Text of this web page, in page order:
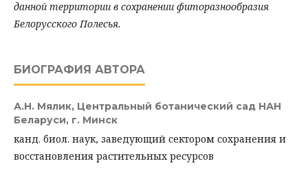
данной территории в сохранении фиторазнообразия
Белорусского Полесья.
БИОГРАФИЯ АВТОРА
А.Н. Мялик, Центральный ботанический сад НАН
Беларуси, г. Минск
канд. биол. наук, заведующий сектором сохранения и
восстановления растительных ресурсов